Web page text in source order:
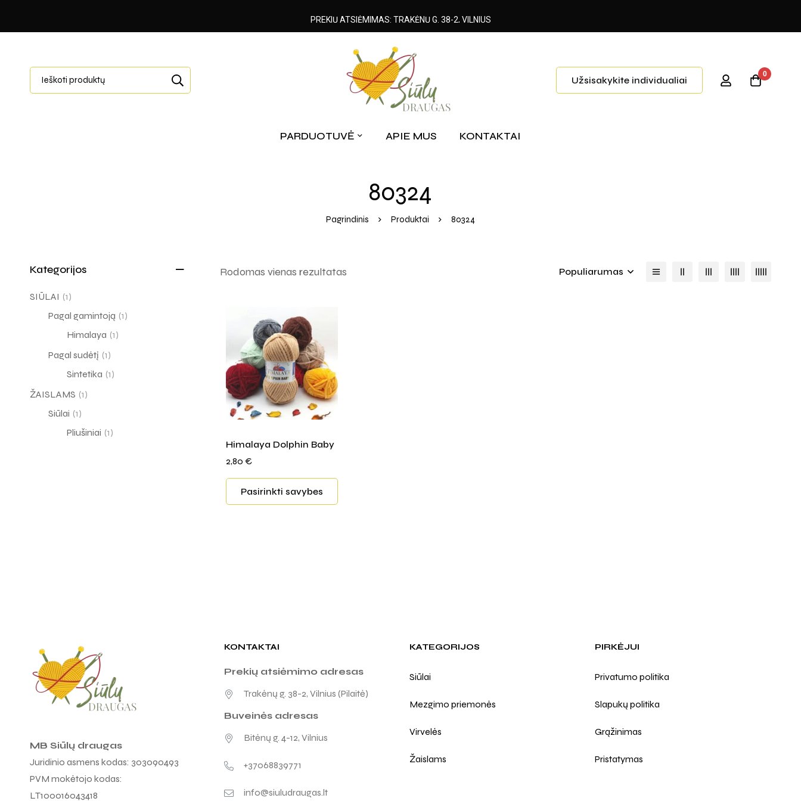
Užsisakykite individualiai
0
PARDUOTUVĖ APIE MUS KONTAKTAI
80324
Pagrindinis Produktai 80324
Kategorijos
SIŪLAI (1)
Pagal gamintoją (1)
Himalaya (1)
Pagal sudėtį (1)
Sintetika (1)
ŽAISLAMS (1)
Siūlai (1)
Pliušiniai (1)
Rodomas vienas rezultatas Populiarumas
Himalaya Dolphin Baby
2,80 €
Pasirinkti savybes
MB Siūlų draugas
Juridinio asmens kodas: 303090493
PVM mokėtojo kodas:
LT100016043418
KONTAKTAI
Prekių atsiėmimo adresas
Trakėnų g. 38-2, Vilnius (Pilaitė)
Buveinės adresas
Bitėnų g. 4-12, Vilnius
+37068839771
info@siuludraugas.lt
KATEGORIJOS
Siūlai
Mezgimo priemonės
Virvelės
Žaislams
PIRKĖJUI
Privatumo politika
Slapukų politika
Grąžinimas
Pristatymas
PREKIŲ ATSIĖMIMAS: TRAKĖNŲ G. 38-2, VILNIUS